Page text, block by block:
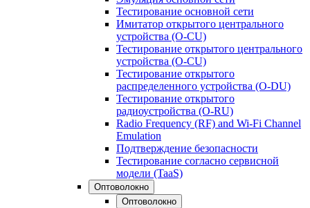
Тестирование основной сети
Имитатор открытого центрального
устройства (O-CU)
Тестирование открытого центрального
устройства (O-CU)
Тестирование открытого
распределенного устройства (O-DU)
Тестирование открытого
радиоустройства (O-RU)
Radio Frequency (RF) and Wi-Fi Channel
Emulation
Подтверждение безопасности
Тестирование согласно сервисной
модели (TaaS)
Оптоволокно
Оптоволокно